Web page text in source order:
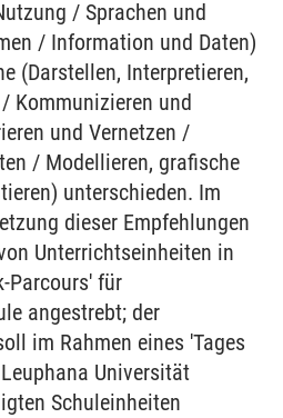
/ Sprachen und
/ Information und Daten)
(Darstellen, Interpretieren,
Kommunizieren und
und Vernetzen /
/ Modellieren, grafische
unterschieden. Im
dieser Empfehlungen
Unterrichtseinheiten in
Parcours' für
angestrebt; der
im Rahmen eines 'Tages
Universität
Schuleinheiten